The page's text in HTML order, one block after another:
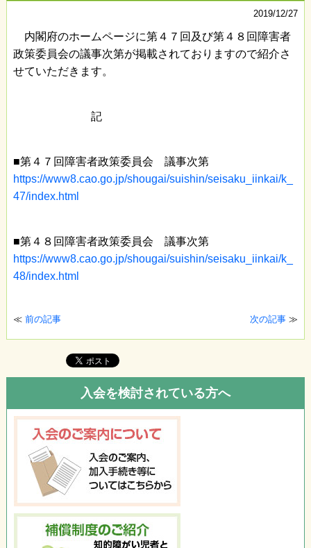
2019/12/27
内閣府のホームページに第４７回及び第４８回障害者
政策委員会の議事次第が掲載されておりますので紹介さ
せていただきます。
記
■第４７回障害者政策委員会 議事次第
https://www8.cao.go.jp/shougai/suishin/seisaku_iinkai/k_
47/index.html
■第４８回障害者政策委員会 議事次第
https://www8.cao.go.jp/shougai/suishin/seisaku_iinkai/k_
48/index.html
≪ 前の記事 次の記事 ≫
入会を検討されている方へ